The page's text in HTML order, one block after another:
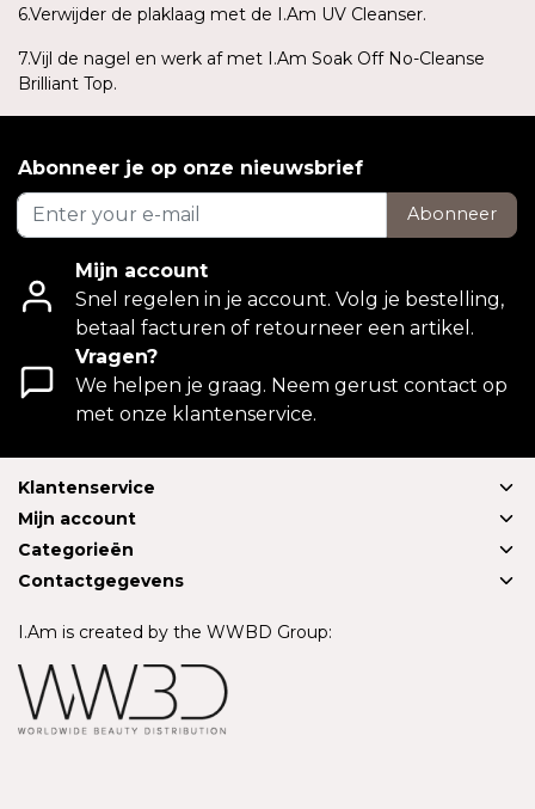
6.Verwijder de plaklaag met de I.Am UV Cleanser.
7.Vijl de nagel en werk af met I.Am Soak Off No-Cleanse
Brilliant Top.
Abonneer je op onze nieuwsbrief
Abonneer
Mijn account
Snel regelen in je account. Volg je bestelling,
betaal facturen of retourneer een artikel.
Vragen?
We helpen je graag. Neem gerust contact op
met onze klantenservice.
Klantenservice
Mijn account
Categorieën
Contactgegevens
I.Am is created by the WWBD Group: